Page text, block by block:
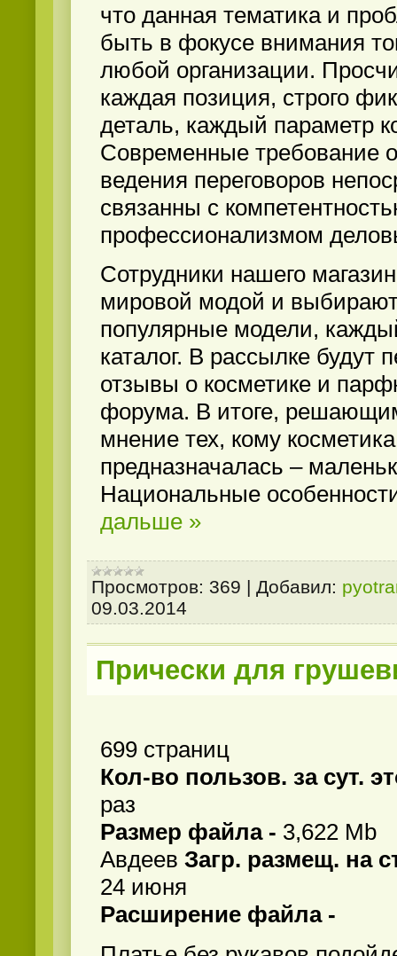
что данная тематика и
быть в фокусе внимания
любой организации.
каждая позиция, строго
деталь, каждый параметр
Современные требование
ведения переговоров
связанны с
профессионализмом
Сотрудники нашего
мировой модой и
популярные модели,
каталог. В рассылке будут
отзывы о косметике и
форума. В итоге,
мнение тех, кому косметика
предназначалась –
Национальные
дальше »
Просмотров: 369 | Добавил:
09.03.2014
Прически для
699 страниц
Кол-во пользов. за сут.
раз
Размер файла - 3,622 Mb
Авдеев Загр. размещ. на
24 июня
Расширение файла -